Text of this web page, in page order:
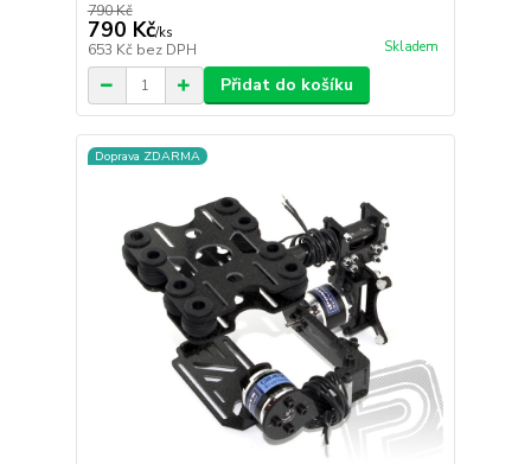
790 Kč
790 Kč/ks
653 Kč bez DPH Skladem
Přidat do košíku
Doprava ZDARMA